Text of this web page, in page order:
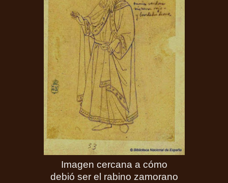
Imagen cercana a cómo
debió ser el rabino zamorano